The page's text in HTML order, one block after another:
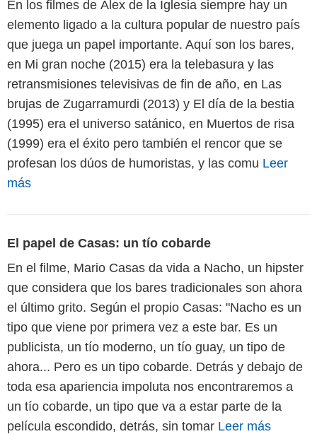
En los filmes de Álex de la Iglesia siempre hay un
elemento ligado a la cultura popular de nuestro país
que juega un papel importante. Aquí son los bares,
en Mi gran noche (2015) era la telebasura y las
retransmisiones televisivas de fin de año, en Las
brujas de Zugarramurdi (2013) y El día de la bestia
(1995) era el universo satánico, en Muertos de risa
(1999) era el éxito pero también el rencor que se
profesan los dúos de humoristas, y las comu Leer
más
El papel de Casas: un tío cobarde
En el filme, Mario Casas da vida a Nacho, un hipster
que considera que los bares tradicionales son ahora
el último grito. Según el propio Casas: "Nacho es un
tipo que viene por primera vez a este bar. Es un
publicista, un tío moderno, un tío guay, un tipo de
ahora... Pero es un tipo cobarde. Detrás y debajo de
toda esa apariencia impoluta nos encontraremos a
un tío cobarde, un tipo que va a estar parte de la
película escondido, detrás, sin tomar Leer más